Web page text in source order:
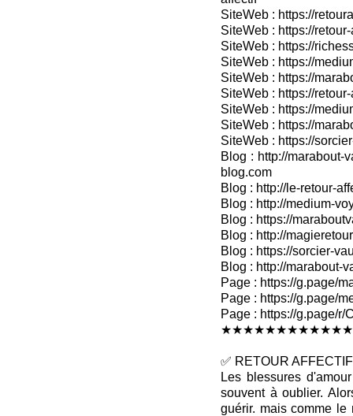
SiteWeb : https://
SiteWeb : https://
SiteWeb : https://
SiteWeb : https://
SiteWeb : https://
SiteWeb : https://
SiteWeb : https://
SiteWeb : https://
SiteWeb : https://
Blog : http://marabout-
blog.com
Blog : http://le-retour-
Blog : http://medium-
Blog : https://
Blog : http://
Blog : https://sorcier-
Blog : http://marabout-
Page : https://g.page/
Page : https://g.page/
Page : https://g.page/
✅ RETOUR
Les blessures
souvent à oublier.
guérir. mais comme le